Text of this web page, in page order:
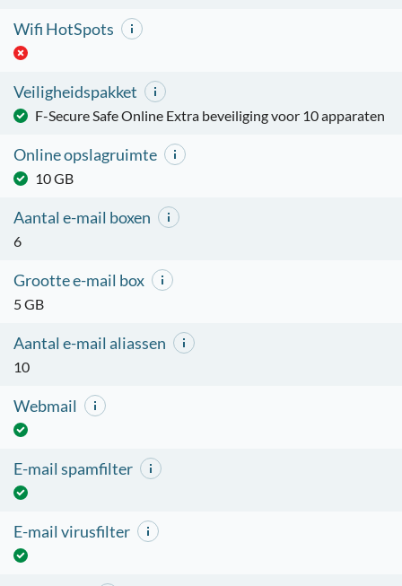
Wifi HotSpots
Veiligheidspakket
F-Secure Safe Online Extra beveiliging voor 10 apparaten
Online opslagruimte
10 GB
Aantal e-mail boxen
6
Grootte e-mail box
5 GB
Aantal e-mail aliassen
10
Webmail
E-mail spamfilter
E-mail virusfilter